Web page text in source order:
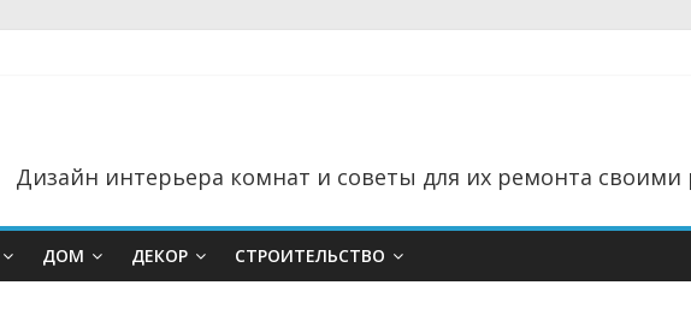
Дизайн интерьера комнат и советы для их ремонта
ДОМ ДЕКОР СТРОИТЕЛЬСТВО